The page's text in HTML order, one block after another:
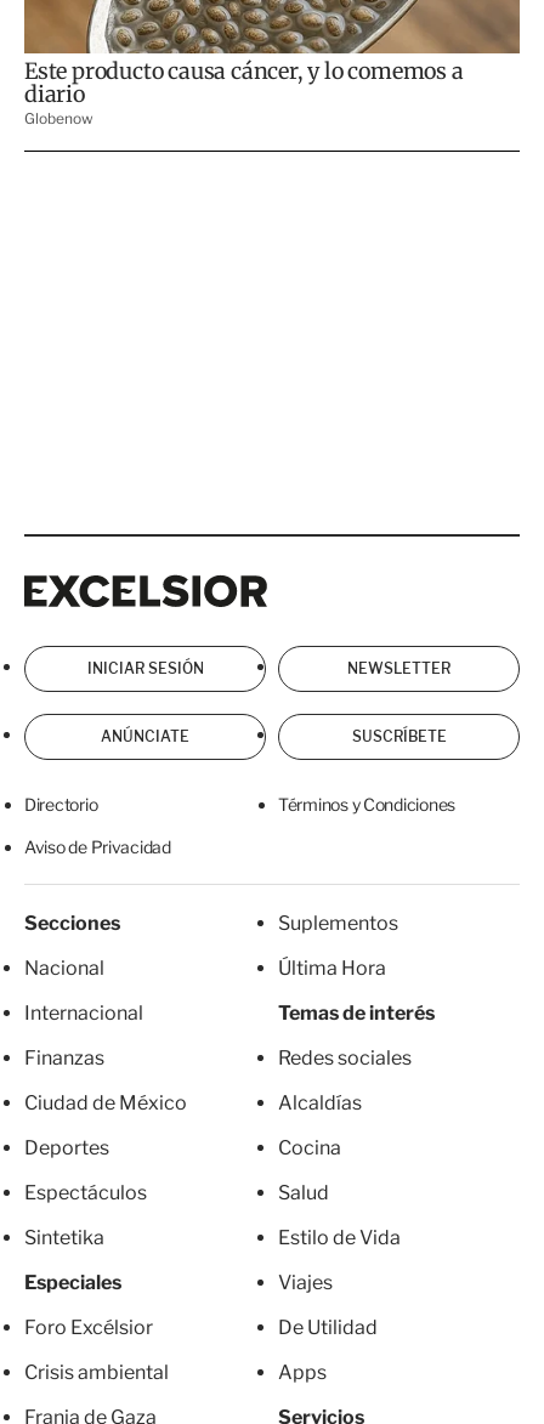
INICIAR SESIÓN NEWSLETTER
ANÚNCIATE SUSCRÍBETE
Directorio Términos y Condiciones
Aviso de Privacidad
Secciones
Nacional
Internacional
Finanzas
Ciudad de México
Deportes
Espectáculos
Sintetika
Especiales
Foro Excélsior
Crisis ambiental
Franja de Gaza
Suplementos
Última Hora
Temas de interés
Redes sociales
Alcaldías
Cocina
Salud
Estilo de Vida
Viajes
De Utilidad
Apps
Servicios